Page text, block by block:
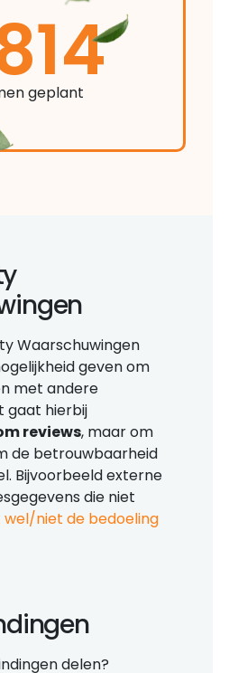
geplant
Waarschuwingen
geven om
met andere
gaat hierbij
reviews, maar om
de betrouwbaarheid
Bijvoorbeeld externe
die niet
wel/niet de bedoeling
delen?